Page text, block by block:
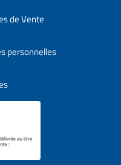
de Vente
personnelles